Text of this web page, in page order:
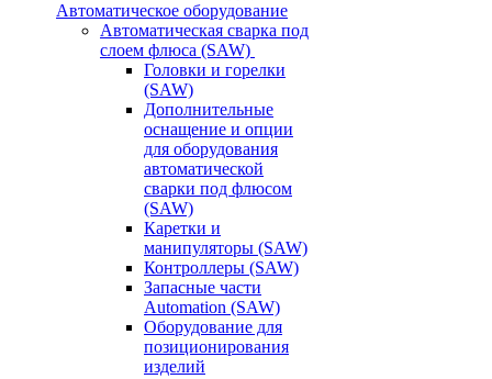
Автоматическое оборудование
Автоматическая сварка под
слоем флюса (SAW)
Головки и горелки
(SAW)
Дополнительные
оснащение и опции
для оборудования
автоматической
сварки под флюсом
(SAW)
Каретки и
манипуляторы (SAW)
Контроллеры (SAW)
Запасные части
Automation (SAW)
Оборудование для
позиционирования
изделий